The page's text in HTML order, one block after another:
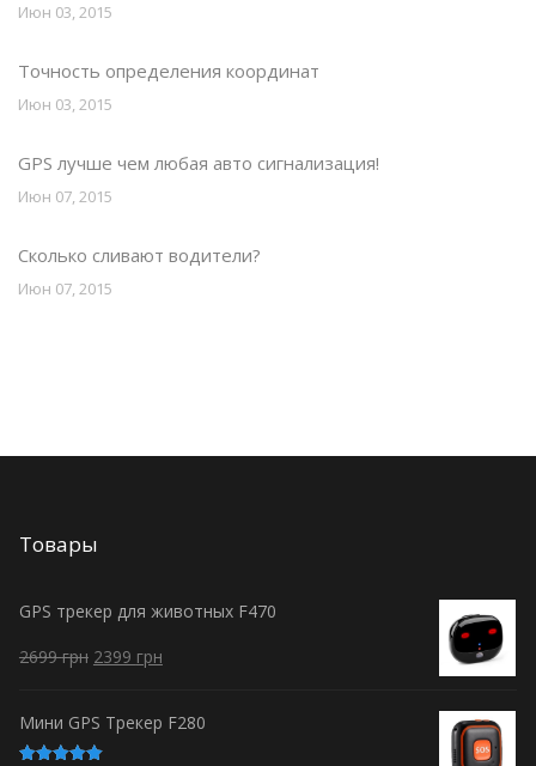
Июн 03, 2015
Точность определения координат
Июн 03, 2015
GPS лучше чем любая авто сигнализация!
Июн 07, 2015
Сколько сливают водители?
Июн 07, 2015
Товары
GPS трекер для животных F470
2699грн 2399 грн
Мини GPS Трекер F280